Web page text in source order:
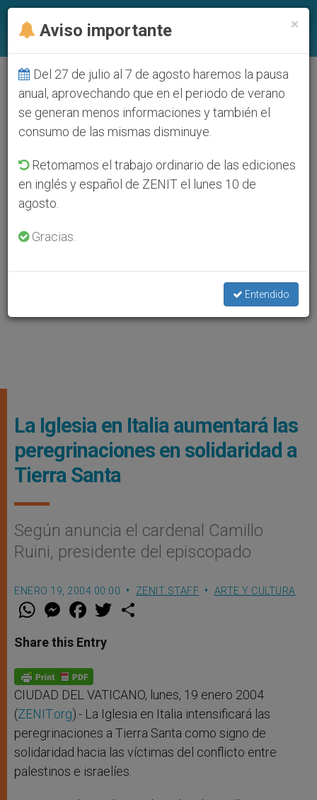
La Iglesia en Italia aumentará las
peregrinaciones en solidaridad a
Tierra Santa
Según anuncia el cardenal Camillo
Ruini, presidente del episcopado
ENERO 19, 2004 00:00 ZENIT STAFF ARTE Y CULTURA
W
t
s
p
p
M
e
s
e
g
e
r
F
a
e
b
o
k
w
Share this Entry
CIUDAD DEL VATICANO, lunes, 19 enero 2004
(ZENIT.org).- La Iglesia en Italia intensificará las
peregrinaciones a Tierra Santa como signo de
solidaridad hacia las víctimas del conflicto entre
palestinos e israelíes.
×
Aviso importante
Del 27 de julio al 7 de agosto haremos la pausa
anual, aprovechando que en el periodo de verano
se generan menos informaciones y también el
consumo de las mismas disminuye.
Retomamos el trabajo ordinario de las ediciones
en inglés y español de ZENIT el lunes 10 de
agosto.
Gracias.
Entendido